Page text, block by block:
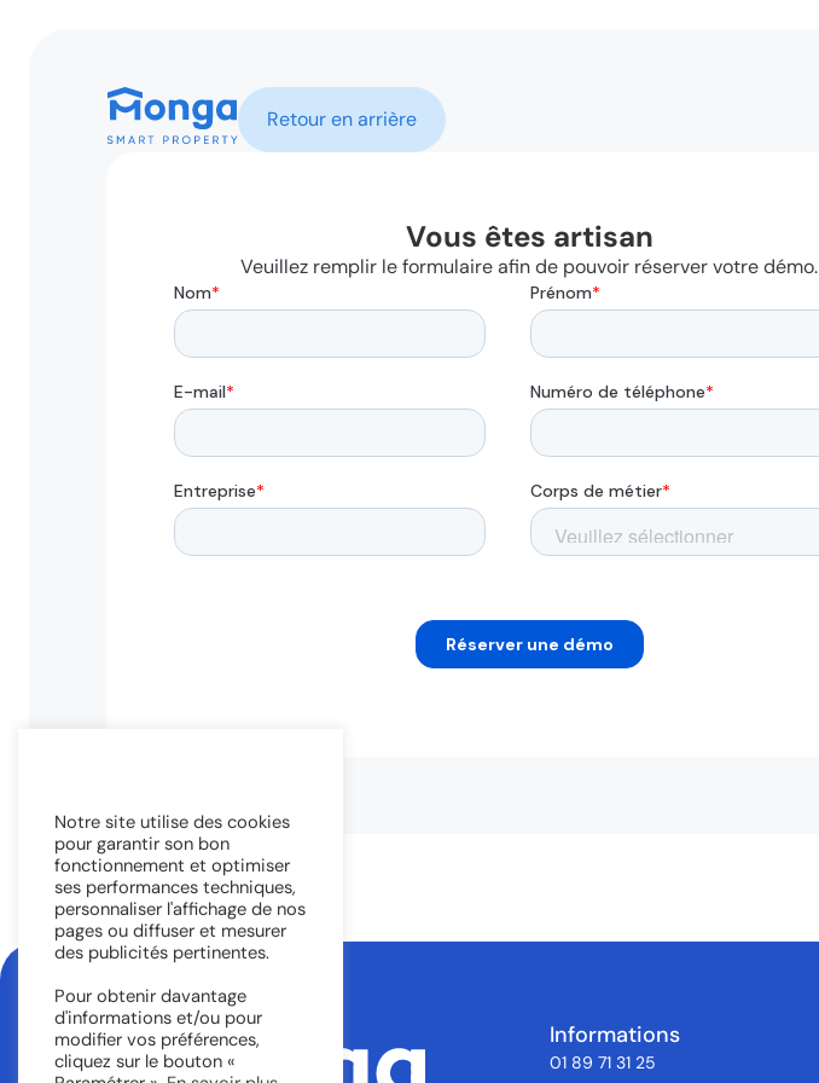
Retour en arrière
Vous êtes artisan
Veuillez remplir le formulaire afin de pouvoir réserver votre démo.
Informations
01 89 71 31 25
Notre site utilise des cookies
pour garantir son bon
fonctionnement et optimiser
ses performances techniques,
personnaliser l'affichage de nos
pages ou diffuser et mesurer
des publicités pertinentes.
Pour obtenir davantage
d'informations et/ou pour
modifier vos préférences,
cliquez sur le bouton «